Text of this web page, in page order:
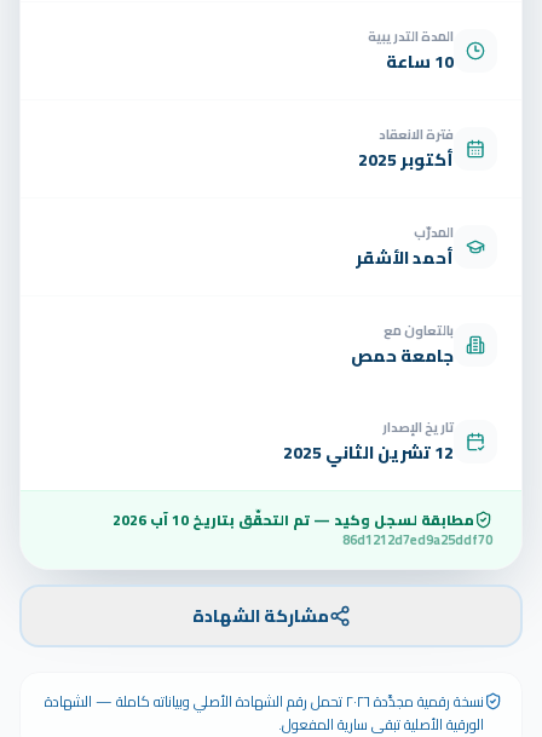
المدة التدريبية
10 ساعة
فترة الانعقاد
أكتوبر 2025
المدرّب
أحمد الأشقر
بالتعاون مع
جامعة حمص
تاريخ الإصدار
12 تشرين الثاني 2025
مطابقة لسجل وكيد — تم التحقّق بتاريخ10 آب 2026
86d1212d7ed9a25ddf70
مشاركة الشهادة
نسخة رقمية مجدَّدة ٢٠٢٦ تحمل رقم الشهادة الأصلي وبياناته كاملة — الشهادة
الورقية الأصلية تبقى سارية المفعول.